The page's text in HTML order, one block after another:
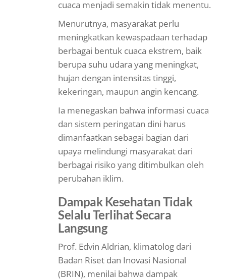
cuaca menjadi semakin tidak menentu.
Menurutnya, masyarakat perlu
meningkatkan kewaspadaan terhadap
berbagai bentuk cuaca ekstrem, baik
berupa suhu udara yang meningkat,
hujan dengan intensitas tinggi,
kekeringan, maupun angin kencang.
Ia menegaskan bahwa informasi cuaca
dan sistem peringatan dini harus
dimanfaatkan sebagai bagian dari
upaya melindungi masyarakat dari
berbagai risiko yang ditimbulkan oleh
perubahan iklim.
Dampak Kesehatan Tidak
Selalu Terlihat Secara
Langsung
Prof. Edvin Aldrian, klimatolog dari
Badan Riset dan Inovasi Nasional
(BRIN), menilai bahwa dampak